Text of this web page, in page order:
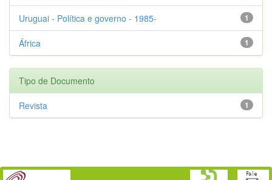
1
Uruguai - Política e governo - 1985-
1
África
Tipo de Documento
1
Revista